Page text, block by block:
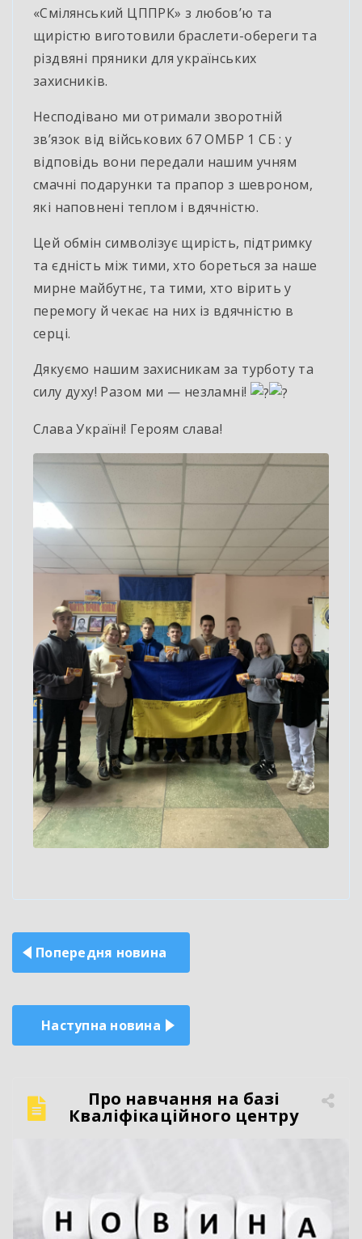
«Смілянський ЦППРК» з любов’ю та
щирістю виготовили браслети-обереги та
різдвяні пряники для українських
захисників.
Несподівано ми отримали зворотній
зв’язок від військових 67 ОМБР 1 СБ : у
відповідь вони передали нашим учням
смачні подарунки та прапор з шевроном,
які наповнені теплом і вдячністю.
Цей обмін символізує щирість, підтримку
та єдність між тими, хто бореться за наше
мирне майбутнє, та тими, хто вірить у
перемогу й чекає на них із вдячністю в
серці.
Дякуємо нашим захисникам за турботу та
силу духу! Разом ми — незламні!
Слава Україні! Героям слава!
Навігація
записів
Попередня новина
Наступна новина
Про навчання на базі
Кваліфікаційного центру